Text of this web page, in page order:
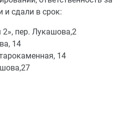
и сдали в срок:
пер. Лукашова,2
14
14